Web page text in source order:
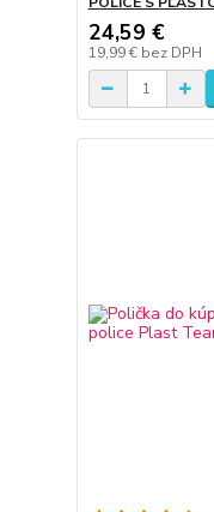
24,59 €
19,99 € bez DPH